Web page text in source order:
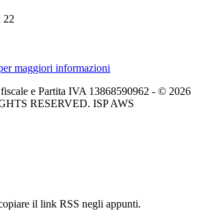
22
maggiori informazioni
e Partita IVA 13868590962 - © 2026
RESERVED. ISP AWS
il link RSS negli appunti.